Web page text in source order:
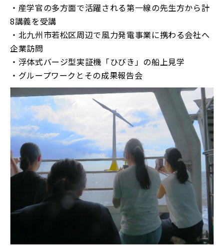
・産学官の多方面で活躍される第一線の先生方から計
8講義を受講
・北九州市若松区周辺で風力発電事業に携わる会社へ
企業訪問
・浮体式バージ型実証機「ひびき」の船上見学
・グループワークとその成果報告会